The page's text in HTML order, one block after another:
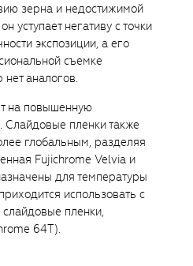
зерна и недостижимой
уступает негативу с точки
экспозиции, а его
съемке
аналогов.
на повышенную
Слайдовые пленки также
глобальным, разделяя
Fujichrome Velvia и
для температуры
использовать с
пленки,
64Т).